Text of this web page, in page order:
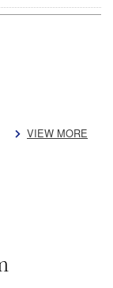
VIEW MORE